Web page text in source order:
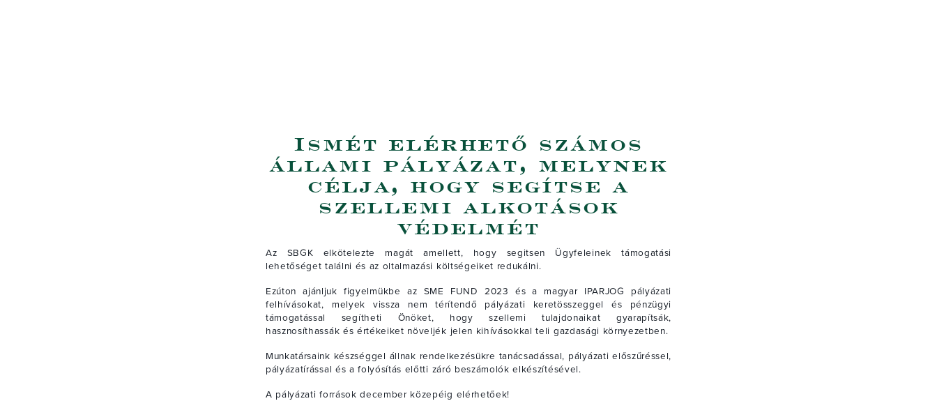
Ismét elérhető számos
állami pályázat, melynek
célja, hogy segítse a
szellemi alkotások
védelmét
Az SBGK elkötelezte magát amellett, hogy segitsen Ügyfeleinek támogatási
lehetőséget találni és az oltalmazási költségeiket redukálni.
Ezúton ajánljuk figyelmükbe az SME FUND 2023 és a magyar IPARJOG pályázati
felhívásokat, melyek vissza nem térítendő pályázati keretösszeggel és pénzügyi
támogatással segítheti Önöket, hogy szellemi tulajdonaikat gyarapítsák,
hasznosíthassák és értékeiket növeljék jelen kihívásokkal teli gazdasági környezetben.
Munkatársaink készséggel állnak rendelkezésükre tanácsadással, pályázati előszűréssel,
pályázatírással és a folyósítás előtti záró beszámolók elkészítésével.
A pályázati források december közepéig elérhetőek!